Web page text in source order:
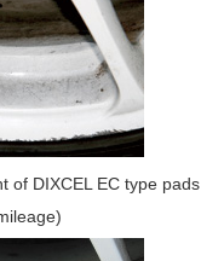
of DIXCEL EC type pads